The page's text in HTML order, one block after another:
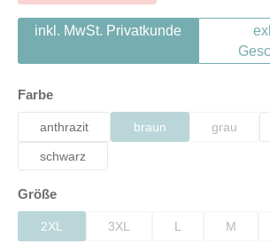
inkl. MwSt. Privatkunde
Farbeauswählen
anthrazit braun
(Diese Option ist zurzeit
grau
schwarz
Größeauswählen
2XL 3XL L M